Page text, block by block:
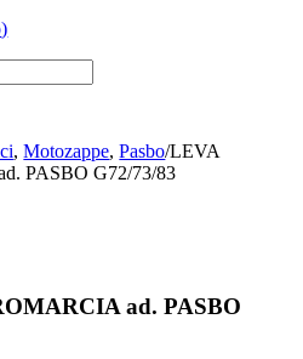
)
,Motozappe,Pasbo/LEVA
PASBO G72/73/83
ad. PASBO